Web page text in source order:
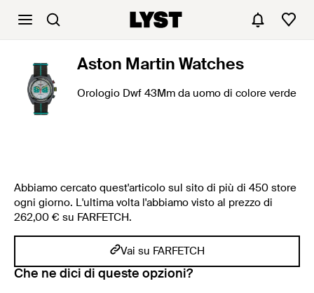
Aston Martin Watches
Orologio Dwf 43Mm da uomo di colore verde
Abbiamo cercato quest'articolo sul sito di più di 450 store
ogni giorno. L'ultima volta l'abbiamo visto al prezzo di
262,00 € su FARFETCH.
Vai su FARFETCH
Che ne dici di queste opzioni?